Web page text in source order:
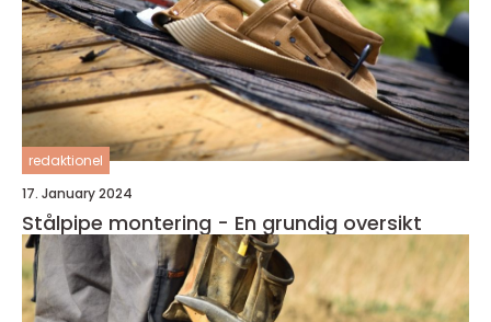
redaktionel
17. January 2024
Stålpipe montering - En grundig oversikt